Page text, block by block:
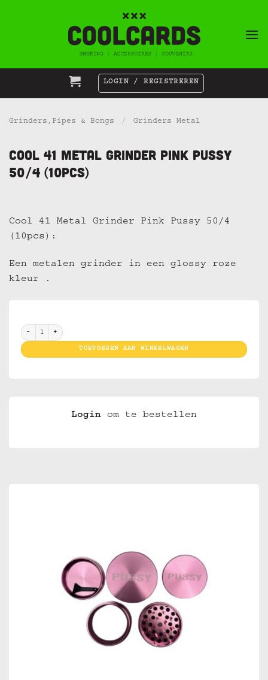
LOGIN / REGISTREREN
Grinders,Pipes & Bongs / Grinders Metal
Cool 41 Metal Grinder Pink Pussy
50/4 (10pcs)
Cool 41 Metal Grinder Pink Pussy 50/4
(10pcs):
Een metalen grinder in een glossy roze
kleur .
Cool 41 Metal Grinder Pink Pussy 50/4 (10pcs) aantal
TOEVOEGEN AAN WINKELWAGEN
Login om te bestellen